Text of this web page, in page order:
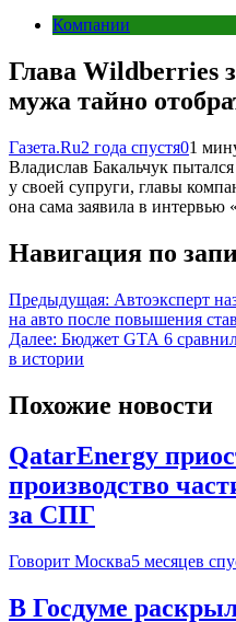
Компании
Глава Wildberries
мужа тайно
Газета.Ru2 года спустя01
Владислав Бакальчук
у своей супруги, главы
она сама заявила в интервью
Навигация по
Предыдущая: Автоэксперт
на авто после повышения
Далее: Бюджет GTA 6
в истории
Похожие новости
QatarEnergy
производство
за СПГ
Говорит Москва5 месяцев
В Госдуме